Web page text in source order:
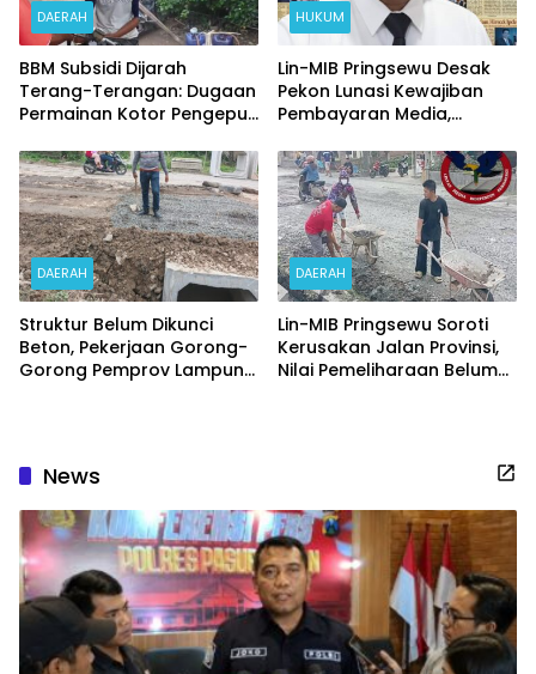
DAERAH
BBM Subsidi Dijarah
Terang-Terangan: Dugaan
Permainan Kotor Pengepul
Terbongkar
HUKUM
Lin-MIB Pringsewu Desak
Pekon Lunasi Kewajiban
Pembayaran Media,
Berkekuatan Hukum
DAERAH
Struktur Belum Dikunci
Beton, Pekerjaan Gorong-
Gorong Pemprov Lampung
DAERAH
Lin-MIB Pringsewu Soroti
Kerusakan Jalan Provinsi,
Nilai Pemeliharaan Belum
News